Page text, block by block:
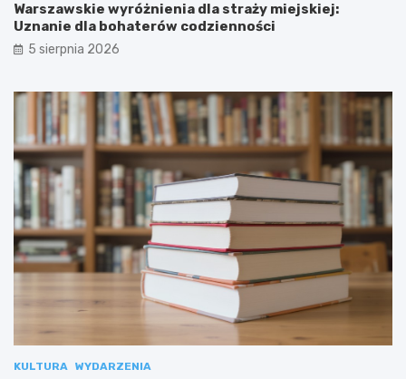
Warszawskie wyróżnienia dla straży miejskiej:
Uznanie dla bohaterów codzienności
5 sierpnia 2026
KULTURA WYDARZENIA